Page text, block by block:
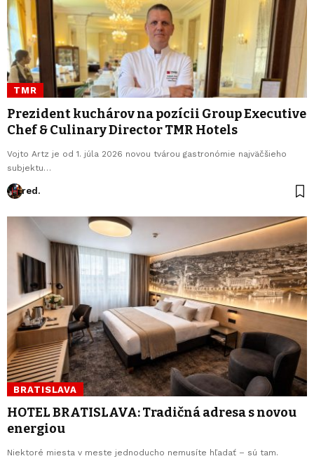
TMR
Prezident kuchárov na pozícii Group Executive
Chef & Culinary Director TMR Hotels
Vojto Artz je od 1. júla 2026 novou tvárou gastronómie najväčšieho
subjektu…
red.
BRATISLAVA
HOTEL BRATISLAVA: Tradičná adresa s novou
energiou
Niektoré miesta v meste jednoducho nemusíte hľadať – sú tam.